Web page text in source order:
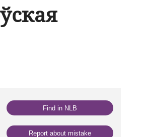
Find in NLB
Report about mistake